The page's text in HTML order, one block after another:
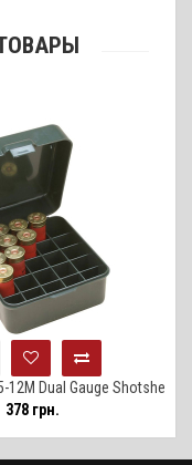
Shotshell Case на 25
89), зеленый